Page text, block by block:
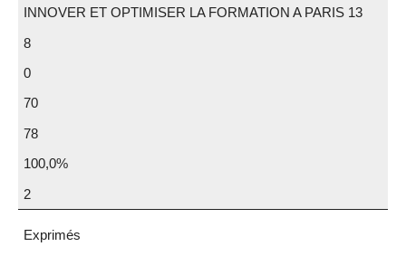
INNOVER ET OPTIMISER LA FORMATION A PARIS 13
8
0
70
78
100,0%
2
Exprimés